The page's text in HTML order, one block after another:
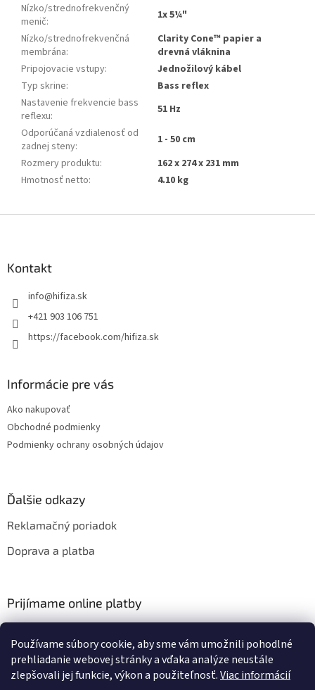
Používame súbory cookie, aby sme vám umožnili pohodlné
prehliadanie webovej stránky a vďaka analýze neustále
zlepšovali jej funkcie, výkon a použiteľnosť.Viac informácií
Nízko/strednofrekvenčný
menič:
1x 5¼"
Nízko/strednofrekvenčná
membrána:
Clarity Cone™ papier a
drevná vláknina
Pripojovacie vstupy:
Jednožilový kábel
Typ skrine:
Bass reflex
Nastavenie frekvencie bass
reflexu:
51 Hz
Odporúčaná vzdialenosť od
zadnej steny:
1 - 50 cm
Rozmery produktu:
162 x 274 x 231 mm
Hmotnosť netto: 4.10 kg
Kontakt
info@hifiza.sk
+421 903 106 751
https://facebook.com/hifiza.sk
Informácie pre vás
Ako nakupovať
Obchodné podmienky
Podmienky ochrany osobných údajov
Ďalšie odkazy
Reklamačný poriadok
Doprava a platba
Prijímame online platby